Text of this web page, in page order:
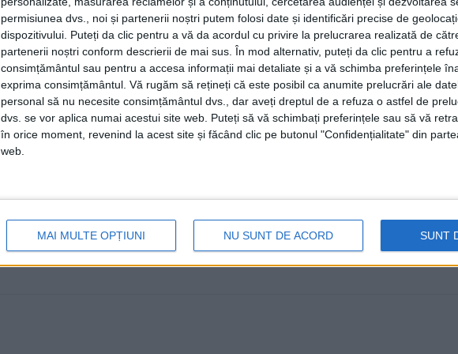
permisiunea dvs., noi și partenerii noștri putem folosi date și identificări precise de
dispozitivului. Puteți da clic pentru a vă da acordul cu privire la prelucrarea realizată de
partenerii noștri conform descrierii de mai sus. În mod alternativ, puteți da clic pentru a
consimțământul sau pentru a accesa informații mai detaliate și a vă schimba preferințele
exprima consimțământul. Vă rugăm să rețineți că este posibil ca anumite prelucrări ale
personal să nu necesite consimțământul dvs., dar aveți dreptul de a refuza o astfel de
dvs. se vor aplica numai acestui site web. Puteți să vă schimbați preferințele sau să vă
în orice moment, revenind la acest site și făcând clic pe butonul "Confidențialitate" din
web.
MAI MULTE OPȚIUNI NU SUNT DE ACORD SUNT
Eugen Bejinariu a solicitat
17 NOIEMBRIE, 2024
Echipa PSD, condusă de președintele Consiliului
Stan, deputatul Mirela Adomnicăi și secretarul executiv